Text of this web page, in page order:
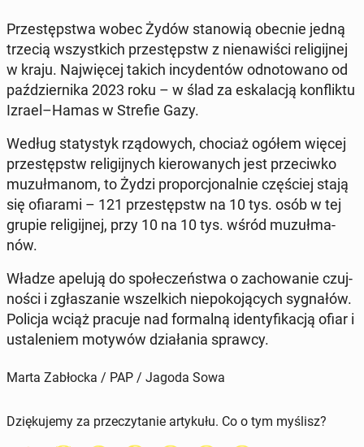
Prze­stęp­stwa wobec Żydów sta­no­wią obecnie jedną
trzecią wszyst­kich prze­stępstw z nie­na­wi­ści re­li­gij­nej
w kraju. Naj­wię­cej takich in­cy­den­tów od­no­to­wa­no od
paź­dzier­ni­ka 2023 roku – w ślad za eska­la­cją kon­flik­tu
Izrael–Hamas w Strefie Gazy.
Według sta­ty­styk rzą­do­wych, chociaż ogółem więcej
prze­stępstw re­li­gij­nych kie­ro­wa­nych jest prze­ciw­ko
mu­zuł­ma­nom, to Żydzi pro­por­cjo­nal­nie czę­ściej stają
się ofia­ra­mi – 121 prze­stępstw na 10 tys. osób w tej
grupie re­li­gij­nej, przy 10 na 10 tys. wśród mu­zuł­ma­
nów.
Władze apelują do spo­łe­czeń­stwa o za­cho­wa­nie czuj­
no­ści i zgła­sza­nie wszel­kich nie­po­ko­ją­cych sy­gna­łów.
Policja wciąż pracuje nad for­mal­ną iden­ty­fi­ka­cją ofiar i
usta­le­niem motywów dzia­ła­nia sprawcy.
Marta Zabłocka / PAP / Jagoda Sowa
Dziękujemy za przeczytanie artykułu. Co o tym myślisz?